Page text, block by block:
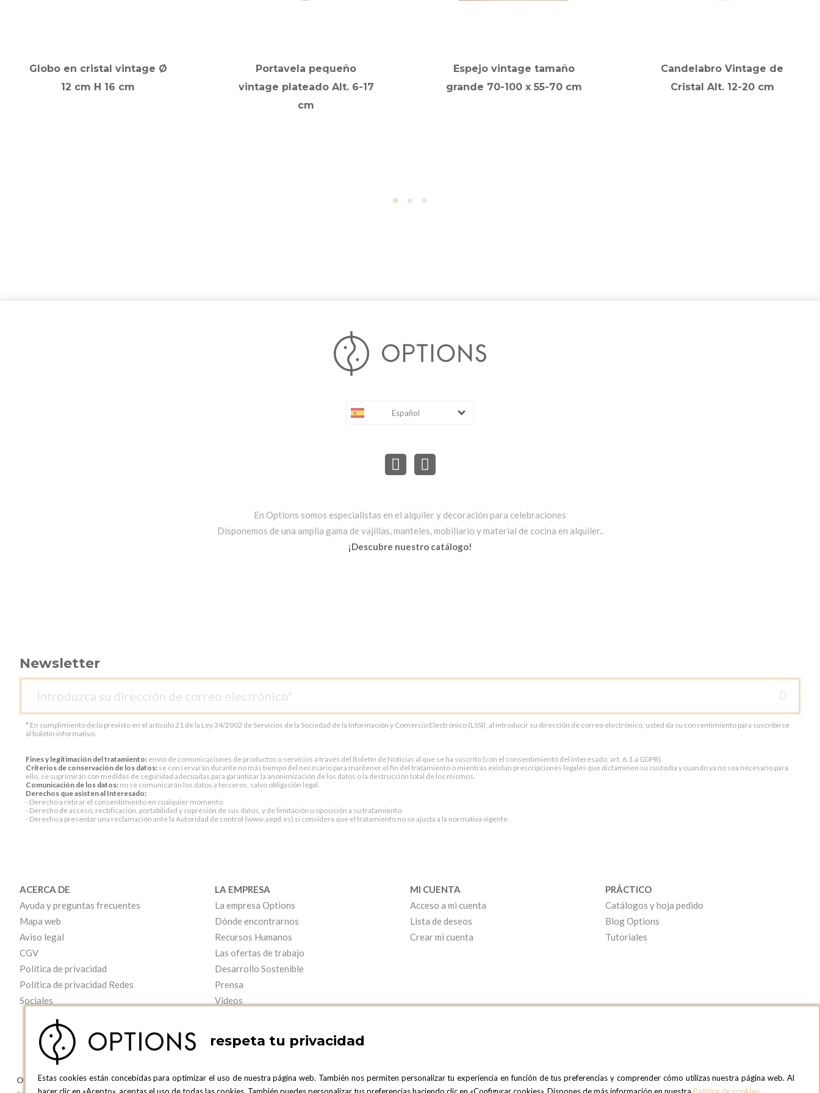
Globo en cristal vintage Ø
12 cm H 16 cm
Portavela pequeño
vintage plateado Alt. 6-17
cm
Espejo vintage tamaño
grande 70-100 x 55-70 cm
Candelabro Vintage de
Cristal Alt. 12-20 cm
Español
En Options somos especialistas en el alquiler y decoración para celebraciones
Disponemos de una amplia gama de vajillas, manteles, mobiliario y material de cocina en alquiler..
¡Descubre nuestro catálogo!
Newsletter
* En cumplimiento de lo previsto en el artículo 21 de la Ley 34/2002 de Servicios de la Sociedad de la Información y Comercio Electrónico (LSSI), al introducir su dirección de correo electrónico, usted da su consentimiento para suscribirse
al boletín informativo.
Fines y legitimación del tratamiento: envío de comunicaciones de productos o servicios a través del Boletín de Noticias al que se ha suscrito (con el consentimiento del interesado, art. 6.1.a GDPR).
Criterios de conservación de los datos: se conservarán durante no más tiempo del necesario para mantener el fin del tratamiento o mientras existan prescripciones legales que dictaminen su custodia y cuando ya no sea necesario para
ello, se suprimirán con medidas de seguridad adecuadas para garantizar la anonimización de los datos o la destrucción total de los mismos.
Comunicación de los datos: no se comunicarán los datos a terceros, salvo obligación legal.
Derechos que asisten al Interesado:
- Derecho a retirar el consentimiento en cualquier momento.
- Derecho de acceso, rectificación, portabilidad y supresión de sus datos, y de limitación u oposición a su tratamiento.
- Derecho a presentar una reclamación ante la Autoridad de control (www.aepd.es) si considera que el tratamiento no se ajusta a la normativa vigente.
ACERCA DE
Ayuda y preguntas frecuentes
Mapa web
Aviso legal
CGV
Política de privacidad
Política de privacidad Redes
Sociales
LA EMPRESA
La empresa Options
Dónde encontrarnos
Recursos Humanos
Las ofertas de trabajo
Desarrollo Sostenible
Prensa
Vídeos
MI CUENTA
Acceso a mi cuenta
Lista de deseos
Crear mi cuenta
PRÁCTICO
Catálogos y hoja pedido
Blog Options
Tutoriales
OPTIONS BARCELONA OPTIONS BARCELONA SHOWROOM OPTIONS MADRID OPTIONS MADRID SHOWROOM
respeta tu privacidad
Estas cookies están concebidas para optimizar el uso de nuestra página web. También nos permiten personalizar tu experiencia en función de tus preferencias y comprender cómo utilizas nuestra página web. Al